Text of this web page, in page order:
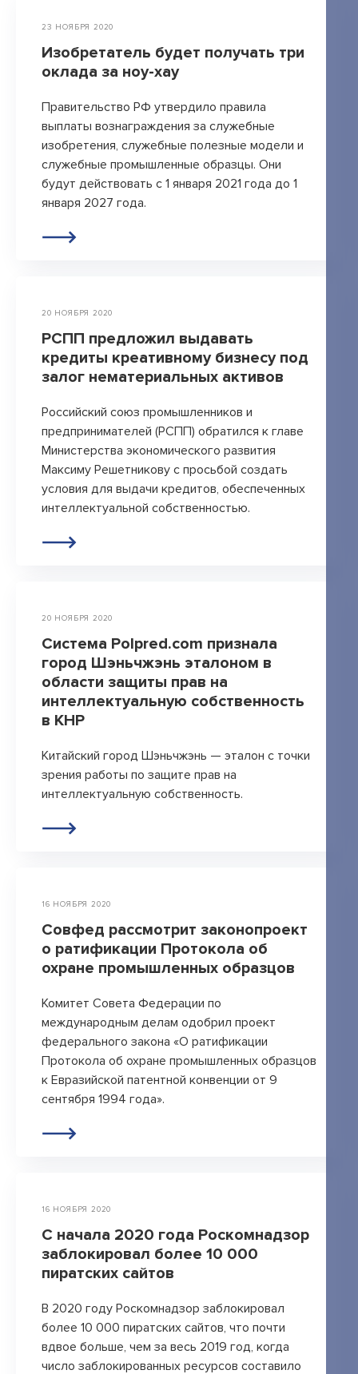
23 НОЯБРЯ 2020
Изобретатель будет получать три
оклада за ноу-хау
Правительство РФ утвердило правила
выплаты вознаграждения за служебные
изобретения, служебные полезные модели и
служебные промышленные образцы. Они
будут действовать с 1 января 2021 года до 1
января 2027 года.
20 НОЯБРЯ 2020
РСПП предложил выдавать
кредиты креативному бизнесу под
залог нематериальных активов
Российский союз промышленников и
предпринимателей (РСПП) обратился к главе
Министерства экономического развития
Максиму Решетникову с просьбой создать
условия для выдачи кредитов, обеспеченных
интеллектуальной собственностью.
20 НОЯБРЯ 2020
Система Polpred.com признала
город Шэньчжэнь эталоном в
области защиты прав на
интеллектуальную собственность
в КНР
Китайский город Шэньчжэнь — эталон с точки
зрения работы по защите прав на
интеллектуальную собственность.
16 НОЯБРЯ 2020
Совфед рассмотрит законопроект
о ратификации Протокола об
охране промышленных образцов
Комитет Совета Федерации по
международным делам одобрил проект
федерального закона «О ратификации
Протокола об охране промышленных образцов
к Евразийской патентной конвенции от 9
сентября 1994 года».
16 НОЯБРЯ 2020
С начала 2020 года Роскомнадзор
заблокировал более 10 000
пиратских сайтов
В 2020 году Роскомнадзор заблокировал
более 10 000 пиратских сайтов, что почти
вдвое больше, чем за весь 2019 год, когда
число заблокированных ресурсов составило